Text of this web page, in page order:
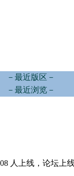
－最近版区－
－最近浏览－
人上线，论坛上